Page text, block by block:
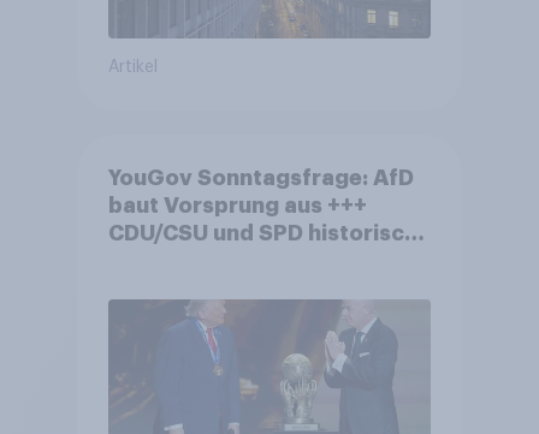
Artikel
YouGov Sonntagsfrage: AfD
baut Vorsprung aus +++
CDU/CSU und SPD historisch
Fußball-WM ohne Politik